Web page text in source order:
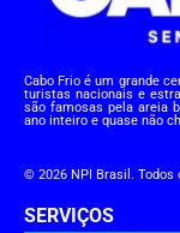
Cabo Frio é um grande
turistas nacionais e
são famosas pela areia
ano inteiro e quase não
© 2026 NPI Brasil. Todos
SERVIÇOS